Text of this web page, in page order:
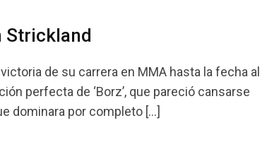
Strickland
de su carrera en MMA hasta la fecha al
perfecta de ‘Borz’, que pareció cansarse
dominara por completo […]